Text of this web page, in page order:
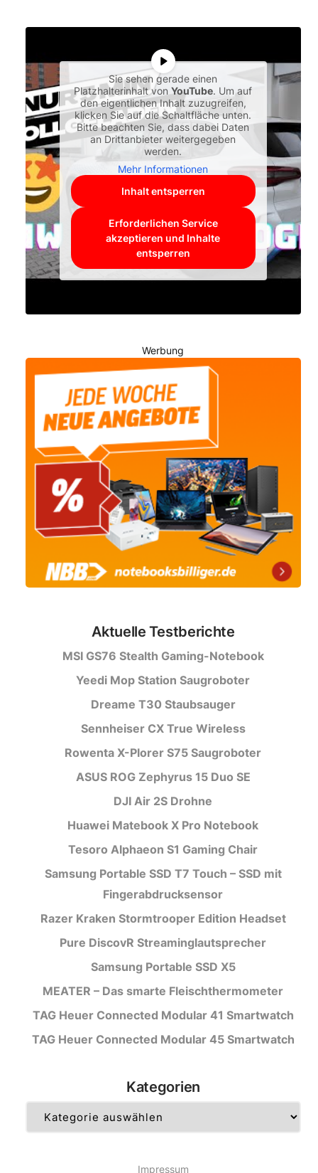
Sie sehen gerade einen
Platzhalterinhalt vonYouTube. Um auf
den eigentlichen Inhalt zuzugreifen,
klicken Sie auf die Schaltfläche unten.
Bitte beachten Sie, dass dabei Daten
an Drittanbieter weitergegeben
werden.
Mehr Informationen
Inhalt entsperren
Erforderlichen Service
akzeptieren und Inhalte
entsperren
Werbung
Aktuelle Testberichte
MSI GS76 Stealth Gaming-Notebook
Yeedi Mop Station Saugroboter
Dreame T30 Staubsauger
Sennheiser CX True Wireless
Rowenta X-Plorer S75 Saugroboter
ASUS ROG Zephyrus 15 Duo SE
DJI Air 2S Drohne
Huawei Matebook X Pro Notebook
Tesoro Alphaeon S1 Gaming Chair
Samsung Portable SSD T7 Touch – SSD mit
Fingerabdrucksensor
Razer Kraken Stormtrooper Edition Headset
Pure DiscovR Streaminglautsprecher
Samsung Portable SSD X5
MEATER – Das smarte Fleischthermometer
TAG Heuer Connected Modular 41 Smartwatch
TAG Heuer Connected Modular 45 Smartwatch
Kategorien
Impressum